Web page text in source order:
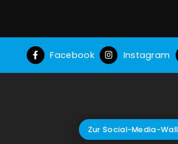
Facebook Instagram
Zur Social-Media-Wall